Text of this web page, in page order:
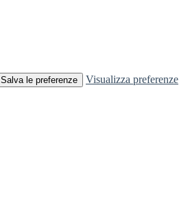
Salva le preferenze Visualizza preferenze